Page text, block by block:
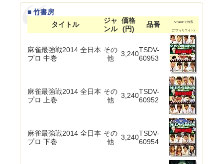
■ 竹書房
タイトル
ジャ
ンル
価格
(円)
品番 Amazonで検索
(アフィリエイト)
麻雀最強戦2014 全日本
プロ 中巻
その
他
3,240TSDV-
60953
麻雀最強戦2014 全日本
プロ 上巻
その
他
3,240TSDV-
60952
麻雀最強戦2014 全日本
プロ 下巻
その
他
3,240TSDV-
60954